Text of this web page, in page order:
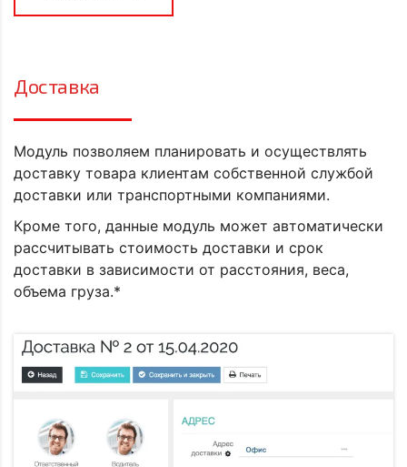
Доставка
Модуль позволяем планировать и осуществлять
доставку товара клиентам собственной службой
доставки или транспортными компаниями.
Кроме того, данные модуль может автоматически
рассчитывать стоимость доставки и срок
доставки в зависимости от расстояния, веса,
объема груза.*